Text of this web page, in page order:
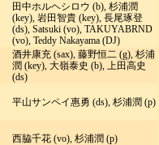
田中ホルヘシロウ (b), 杉浦潤
(key), 岩田智貴 (key), 長尾琢登
(ds), Satsuki (vo), TAKUYABRND
(vo), Teddy Nakayama (DJ)
酒井康充 (sax), 藤野恒二 (g), 杉浦
潤 (key), 大嶺泰史 (b), 上田高史
(ds)
平山サンペイ惠勇 (ds), 杉浦潤 (p)
西脇千花 (vo), 杉浦潤 (p)